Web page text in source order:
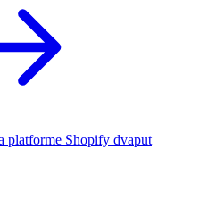
platforme Shopify dvaput